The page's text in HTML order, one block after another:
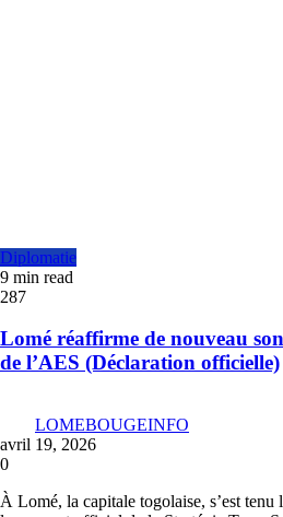
Diplomatie
9 min read
287
Lomé réaffirme de nouveau
de l’AES (Déclaration officielle)
LOMEBOUGEINFO
avril 19, 2026
0
À Lomé, la capitale togolaise, s’est